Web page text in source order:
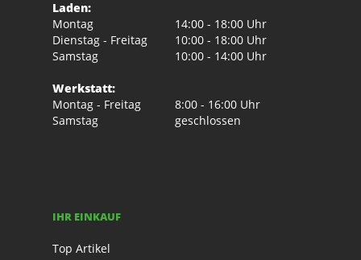
Laden:
Montag
14:00 - 18:00 Uhr
Dienstag - Freitag
10:00 - 18:00 Uhr
Samstag
10:00 - 14:00 Uhr
Werkstatt:
Montag - Freitag
8:00 - 16:00 Uhr
Samstag
geschlossen
IHR EINKAUF
Top Artikel